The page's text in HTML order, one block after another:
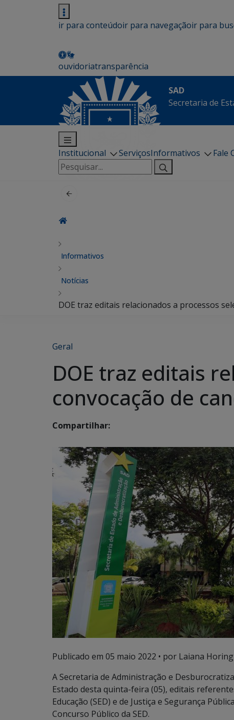
ir para conteúdoir para navegaçãoir para
ouvidoriatransparência
SAD
Secretaria de
Institucional ServiçosInformativos Fale
Pesquisar
por:
Informativos
Notícias
DOE traz editais relacionados a processos
Geral
DOE traz editais
convocação de
Compartilhar:
Publicado em 05 maio 2022 • por Laiana
A Secretaria de Administração e
Estado desta quinta-feira (05), editais
Educação (SED) e de Justiça e Segurança
Concurso Público da SED.